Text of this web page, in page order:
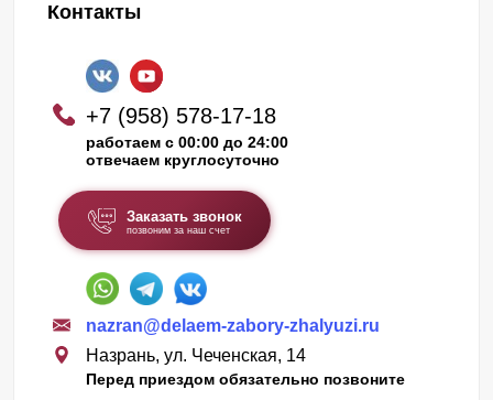
Контакты
+7 (958) 578-17-18
работаем с 00:00 до 24:00
отвечаем круглосуточно
Заказать звонок
позвоним за наш счет
nazran@delaem-zabory-zhalyuzi.ru
Назрань, ул. Чеченская, 14
Перед приездом обязательно позвоните